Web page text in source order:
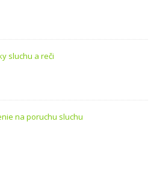
sluchu a reči
na poruchu sluchu